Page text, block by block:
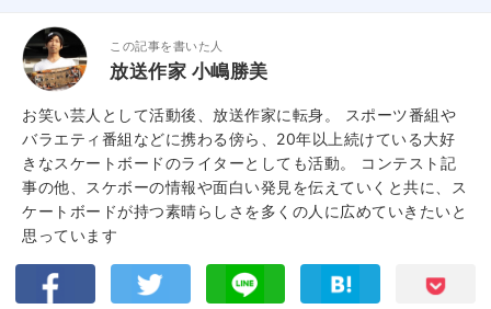
この記事を書いた人
放送作家 小嶋勝美
お笑い芸人として活動後、放送作家に転身。 スポーツ番組や
バラエティ番組などに携わる傍ら、20年以上続けている大好
きなスケートボードのライターとしても活動。 コンテスト記
事の他、スケボーの情報や面白い発見を伝えていくと共に、ス
ケートボードが持つ素晴らしさを多くの人に広めていきたいと
思っています